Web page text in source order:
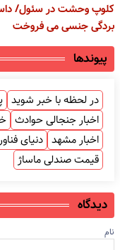
کلوپ وحشت در سئول/
بردگی جنسی می فروخت
پیوندها
در لحظه با خبر شوید
اخبار جنجالی حوادث
اخبار مشهد دنیای
قیمت صندلی ماساژ
دیدگاه
نام